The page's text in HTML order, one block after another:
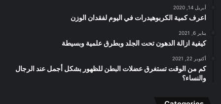
أبريل 14, 2020
اعرف كمية الكربوهيدرات في اليوم لفقدان الوزن
يناير 6, 2021
كيفية ازالة الدهون تحت الجلد وبطرق علمية وبسيطة
أكتوبر 22, 2021
كم من الوقت تستغرق عضلات البطن للظهور بشكل أجمل عند الرجال
والنساء؟